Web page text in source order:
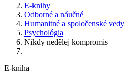
E-knihy
Odborné a náučné
Humanitné a spoločenské vedy
Psychológia
Nikdy nedělej kompromis
E-kniha